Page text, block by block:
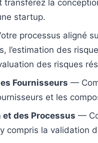
la
startup.
processus aligné
l’estimation des
des risques
Fournisseurs —
et les
des Processus —
compris la validation